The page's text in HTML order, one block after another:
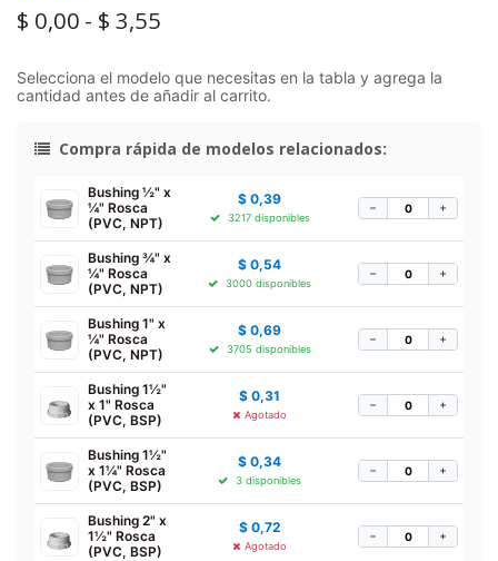
$ 0,00 - $ 3,55
Selecciona el modelo que necesitas en la tabla y agrega la
cantidad antes de añadir al carrito.
Compra rápida de modelos relacionados:
Bushing ½" x
¼" Rosca
(PVC, NPT)
$0,39
3217 disponibles
− +
Bushing ¾" x
¼" Rosca
(PVC, NPT)
$0,54
3000 disponibles
− +
Bushing 1" x
¼" Rosca
(PVC, NPT)
$0,69
3705 disponibles
− +
Bushing 1½"
x 1" Rosca
(PVC, BSP)
$0,31
Agotado
− +
Bushing 1½"
x 1¼" Rosca
(PVC, BSP)
$0,34
3 disponibles
− +
Bushing 2" x
1½" Rosca
(PVC, BSP)
$0,72
Agotado
− +